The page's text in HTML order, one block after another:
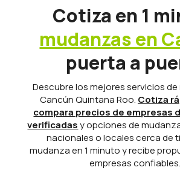
Cotiza en 1
mudanzas en
puerta a
Descubre los mejores servicios
Cancún Quintana Roo. Cotiza
compara precios de empresas
verificadasy opciones de
nacionales o locales cerca de
mudanza en 1 minuto y recibe
empresas confiables.